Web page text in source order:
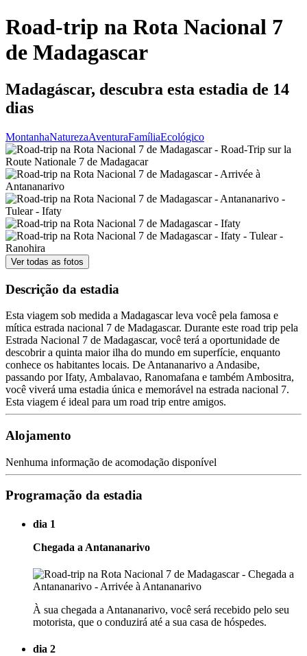
Road-trip na Rota Nacional 7
de Madagascar
Madagáscar, descubra esta estadia de 14
dias
MontanhaNaturezaAventuraFamíliaEcológico
Ver todas as fotos
Descrição da estadia
Esta viagem sob medida a Madagascar leva você pela famosa e
mítica estrada nacional 7 de Madagascar. Durante este road trip pela
Estrada Nacional 7 de Madagascar, você terá a oportunidade de
descobrir a quinta maior ilha do mundo em superfície, enquanto
conhece os habitantes locais. De Antananarivo a Andasibe,
passando por Ifaty, Ambalavao, Ranomafana e também Ambositra,
você viverá uma estadia única e memorável na estrada nacional 7.
Esta viagem é ideal para um road trip entre amigos.
Alojamento
Nenhuma informação de acomodação disponível
Programação da estadia
dia 1
Chegada a Antananarivo
À sua chegada a Antananarivo, você será recebido pelo seu
motorista, que o conduzirá até a sua casa de hóspedes.
dia 2